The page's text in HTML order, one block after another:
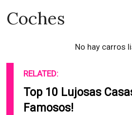
Coches
No hay carros
RELATED:
Top 10 Lujosas
Famosos!